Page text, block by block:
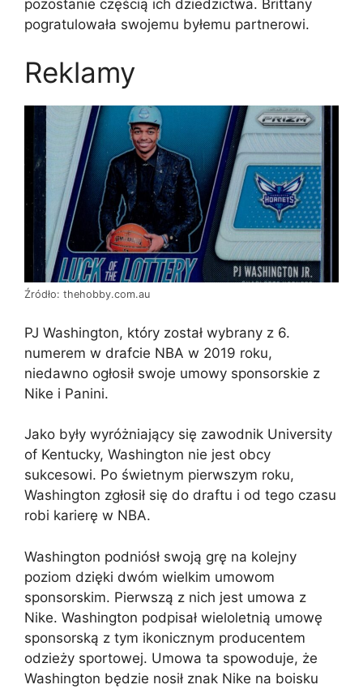
pozostanie częścią ich dziedzictwa. Brittany
pogratulowała swojemu byłemu partnerowi.
Reklamy
Źródło: thehobby.com.au
PJ Washington, który został wybrany z 6.
numerem w drafcie NBA w 2019 roku,
niedawno ogłosił swoje umowy sponsorskie z
Nike i Panini.
Jako były wyróżniający się zawodnik University
of Kentucky, Washington nie jest obcy
sukcesowi. Po świetnym pierwszym roku,
Washington zgłosił się do draftu i od tego czasu
robi karierę w NBA.
Washington podniósł swoją grę na kolejny
poziom dzięki dwóm wielkim umowom
sponsorskim. Pierwszą z nich jest umowa z
Nike. Washington podpisał wieloletnią umowę
sponsorską z tym ikonicznym producentem
odzieży sportowej. Umowa ta spowoduje, że
Washington będzie nosił znak Nike na boisku